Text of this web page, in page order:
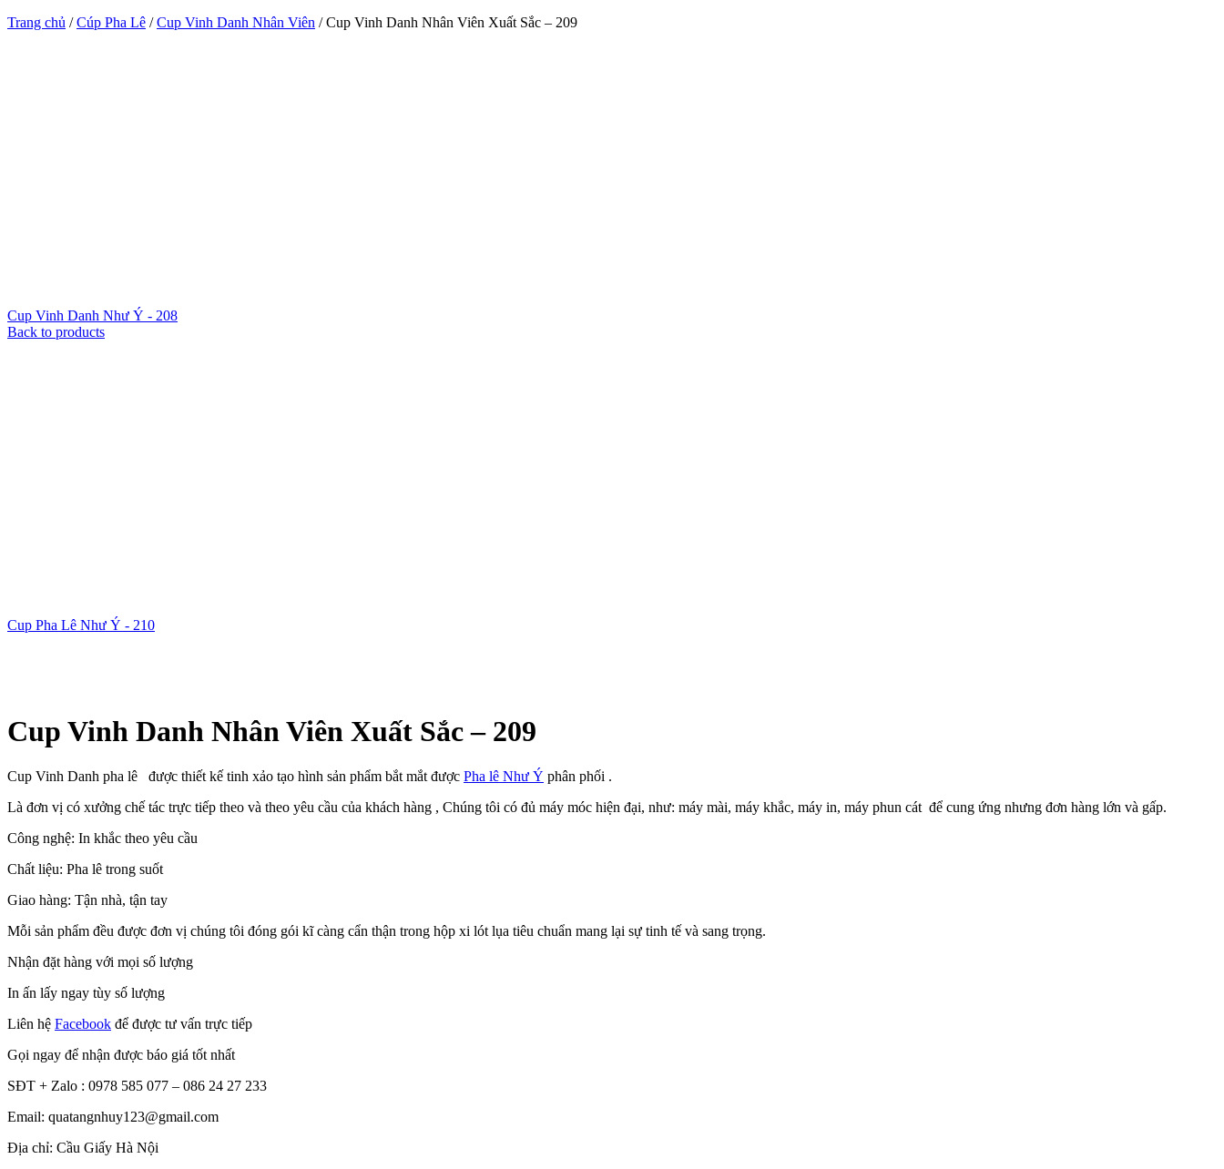
Trang chủ /Cúp Pha Lê /Cup Vinh Danh Nhân Viên /Cup Vinh Danh Nhân Viên Xuất Sắc – 209
Cup Vinh Danh Như Ý - 208
Back to products
Cup Pha Lê Như Ý - 210
Cup Vinh Danh Nhân Viên Xuất Sắc – 209
Cup Vinh Danh pha lê được thiết kế tinh xảo tạo hình sản phẩm bắt mắt được Pha lê Như Ý phân phối .
Là đơn vị có xưởng chế tác trực tiếp theo và theo yêu cầu của khách hàng , Chúng tôi có đủ máy móc hiện đại, như: máy mài, máy khắc, máy in, máy phun cát để cung ứng nhưng đơn hàng lớn và gấp.
Công nghệ: In khắc theo yêu cầu
Chất liệu: Pha lê trong suốt
Giao hàng: Tận nhà, tận tay
Mỗi sản phẩm đều được đơn vị chúng tôi đóng gói kĩ càng cẩn thận trong hộp xi lót lụa tiêu chuẩn mang lại sự tinh tế và sang trọng.
Nhận đặt hàng với mọi số lượng
In ấn lấy ngay tùy số lượng
Liên hệ Facebook để được tư vấn trực tiếp
Gọi ngay để nhận được báo giá tốt nhất
SĐT + Zalo : 0978 585 077 – 086 24 27 233
Email: quatangnhuy123@gmail.com
Địa chỉ: Cầu Giấy Hà Nội